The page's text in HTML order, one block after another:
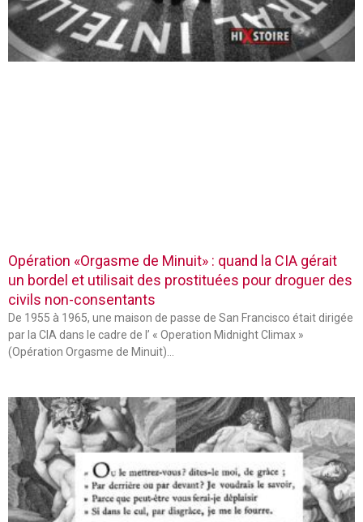
Opération «Orgasme de Minuit» : quand la CIA gérait
un bordel et utilisait des prostituées pour droguer des
civils non-consentants
De 1955 à 1965, une maison de passe de San Francisco était dirigée
par la CIA dans le cadre de l’ « Operation Midnight Climax »
(Opération Orgasme de Minuit)…